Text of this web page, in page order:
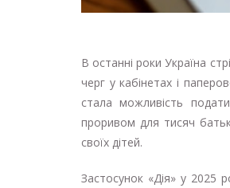
В останні роки Україна
черг у кабінетах і
стала можливість
проривом для тисяч
своїх дітей.
Застосунок «Дія» у 2025